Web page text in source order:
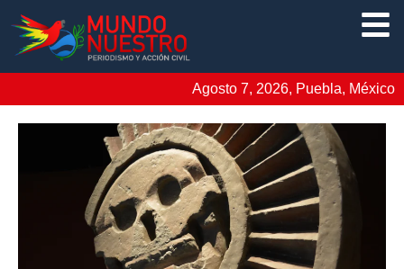
Agosto 7, 2026, Puebla, México